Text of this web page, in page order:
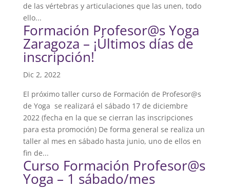
de las vértebras y articulaciones que las unen, todo
ello...
Formación Profesor@s Yoga
Zaragoza – ¡Últimos días de
inscripción!
Dic 2, 2022
El próximo taller curso de Formación de Profesor@s
de Yoga se realizará el sábado 17 de diciembre
2022 (fecha en la que se cierran las inscripciones
para esta promoción) De forma general se realiza un
taller al mes en sábado hasta junio, uno de ellos en
fin de...
Curso Formación Profesor@s
Yoga – 1 sábado/mes